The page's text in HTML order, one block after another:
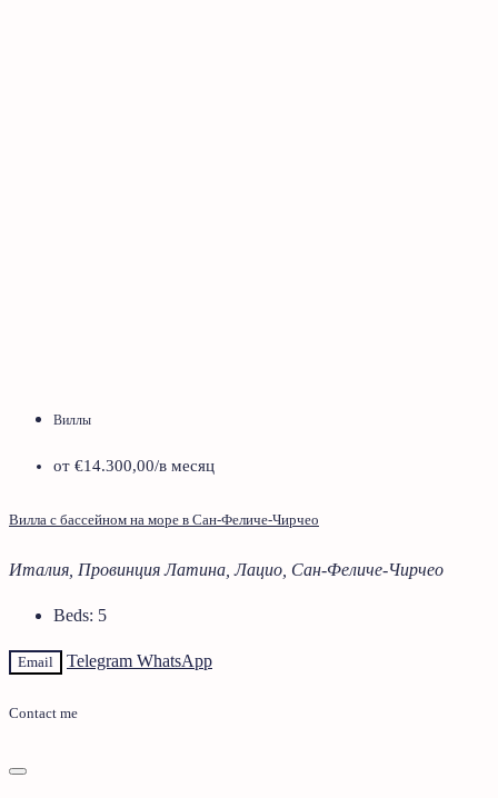
Виллы
от €14.300,00/в месяц
Вилла с бассейном на море в Сан-Феличе-Чирчео
Италия, Провинция Латина, Лацио, Сан-Феличе-Чирчео
Beds: 5
Email Telegram WhatsApp
Contact me